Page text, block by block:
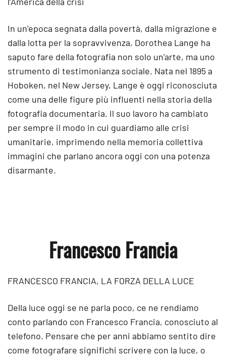
In un’epoca segnata dalla povertà, dalla migrazione e
dalla lotta per la sopravvivenza, Dorothea Lange ha
saputo fare della fotografia non solo un’arte, ma uno
strumento di testimonianza sociale. Nata nel 1895 a
Hoboken, nel New Jersey, Lange è oggi riconosciuta
come una delle figure più influenti nella storia della
fotografia documentaria. Il suo lavoro ha cambiato
per sempre il modo in cui guardiamo alle crisi
umanitarie, imprimendo nella memoria collettiva
immagini che parlano ancora oggi con una potenza
disarmante.
Francesco Francia
FRANCESCO FRANCIA, LA FORZA DELLA LUCE
Della luce oggi se ne parla poco, ce ne rendiamo
conto parlando con Francesco Francia, conosciuto al
telefono. Pensare che per anni abbiamo sentito dire
come fotografare significhi scrivere con la luce, o